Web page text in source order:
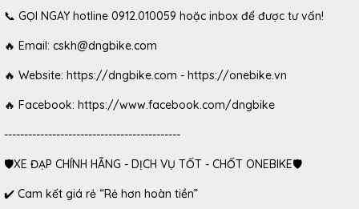
📞 GỌI NGAY hotline 0912.010059 hoặc inbox để được tư vấn!
🔥 Email: cskh@dngbike.com
🔥 Website: https://dngbike.com - https://onebike.vn
🔥 Facebook: https://www.facebook.com/dngbike
--------------------------------------------
🛡XE ĐẠP CHÍNH HÃNG - DỊCH VỤ TỐT - CHỐT ONEBIKE🛡
✔️ Cam kết giá rẻ “Rẻ hơn hoàn tiền”